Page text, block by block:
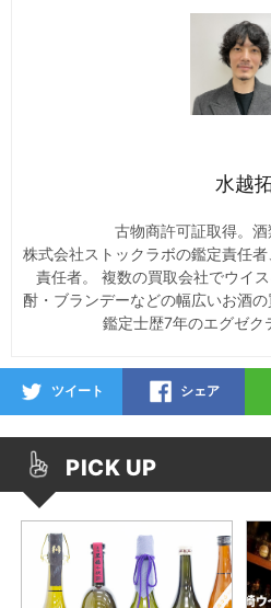
水越
古物商許可証取得。酒
株式会社ストックラボの鑑定責任
責任者。 複数の買取会社でウイ
酎・ブランデーなどの幅広いお酒
鑑定士歴7年のエグゼク
ツイート シェア
PICK UP